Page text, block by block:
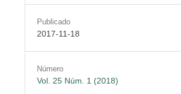
Publicado
2017-11-18
Número
Vol. 25 Núm. 1 (2018)